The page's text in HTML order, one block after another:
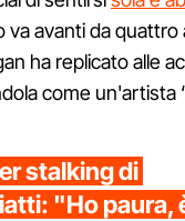
va avanti da quattro
ha replicato alle
come un'artista
stalking di
"Ho paura,